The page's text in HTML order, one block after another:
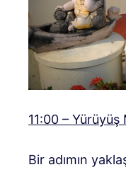
11:00 –
Bir adımın